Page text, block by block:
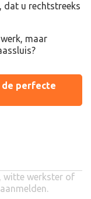
dat u rechtstreeks
maar
de perfecte
witte werkster of